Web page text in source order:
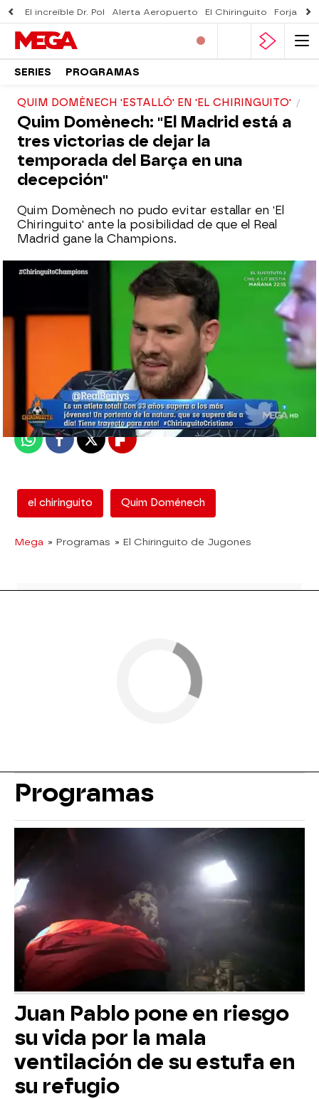
El increíble Dr. Pol Alerta Aeropuerto El Chiringuito Forjado
SERIES PROGRAMAS
QUIM DOMÈNECH 'ESTALLÓ' EN 'EL CHIRINGUITO'
Quim Domènech: "El Madrid está a
tres victorias de dejar la
temporada del Barça en una
decepción"
Quim Domènech no pudo evitar estallar en 'El
Chiringuito' ante la posibilidad de que el Real
Madrid gane la Champions.
Madrid
Publicado:06 de abril de 2018, 02:33
WhatsappFacebook
X Flipboard
el chiringuito Quim Doménech
Mega » Programas » El Chiringuito de Jugones
Programas
Juan Pablo pone en riesgo
su vida por la mala
ventilación de su estufa en
su refugio